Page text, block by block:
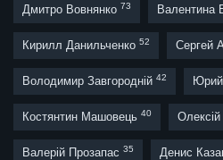
Дмитро Вовнянко 73 Валентина
Кирилл Данильченко 52 Сергей
Володимир Завгородній 42 Юрий
Костянтин Машовець 40
Валерій Прозапас 35 Денис